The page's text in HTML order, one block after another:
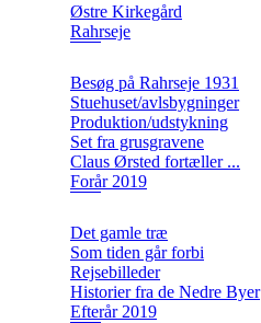
Østre Kirkegård
Rahrseje
Besøg på Rahrseje 1931
Stuehuset/avlsbygninger
Produktion/udstykning
Set fra grusgravene
Claus Ørsted fortæller ...
Forår 2019
Det gamle træ
Som tiden går forbi
Rejsebilleder
Historier fra de Nedre Byer
Efterår 2019